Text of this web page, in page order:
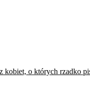
kobiet, o których rzadko